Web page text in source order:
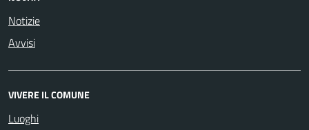
Notizie
Avvisi
VIVERE IL COMUNE
Luoghi